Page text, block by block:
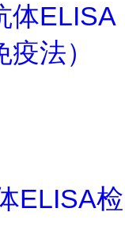
体ELISA
法）
ELISA检